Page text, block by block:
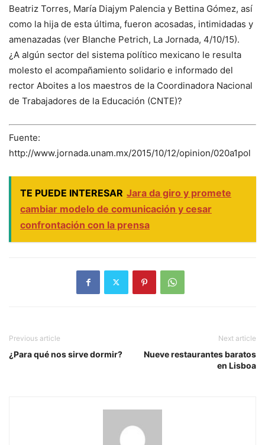
Beatriz Torres, María Diajym Palencia y Bettina Gómez, así
como la hija de esta última, fueron acosadas, intimidadas y
amenazadas (ver Blanche Petrich, La Jornada, 4/10/15).
¿A algún sector del sistema político mexicano le resulta
molesto el acompañamiento solidario e informado del
rector Aboites a los maestros de la Coordinadora Nacional
de Trabajadores de la Educación (CNTE)?
Fuente:
http://www.jornada.unam.mx/2015/10/12/opinion/020a1pol
TE PUEDE INTERESAR Jara da giro y promete
cambiar modelo de comunicación y cesar
confrontación con la prensa
Previous article
¿Para qué nos sirve dormir?
Next article
Nueve restaurantes baratos
en Lisboa